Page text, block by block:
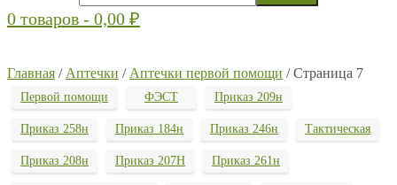
0 товаров - 0,00 ₽
Главная / Аптечки / Аптечки первой помощи / Страница 7
Первой помощи ФЭСТ Приказ 209н
Приказ 258н Приказ 184н Приказ 246н Тактическая
Приказ 208н Приказ 207Н Приказ 261н